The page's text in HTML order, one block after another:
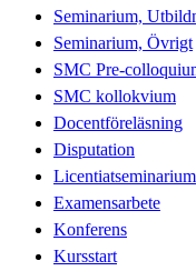
Seminarium,
Seminarium, Övrigt
SMC Pre-
SMC kollokvium
Docentföreläsning
Disputation
Licentiatseminarium
Examensarbete
Konferens
Kursstart